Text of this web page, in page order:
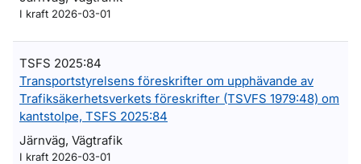
I kraft 2026-03-01
TSFS 2025:84
Transportstyrelsens föreskrifter om upphävande av
Trafiksäkerhetsverkets föreskrifter (TSVFS 1979:48) om
kantstolpe, TSFS 2025:84
Järnväg, Vägtrafik
I kraft 2026-03-01